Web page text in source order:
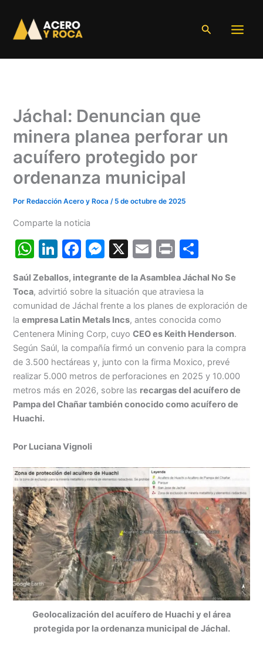
contenido
Buscar
Jáchal: Denuncian que
minera planea perforar un
acuífero protegido por
ordenanza municipal
Por Redacción Acero y Roca/ 5 de octubre de 2025
Comparte la noticia
W
at
s
A
p
p
Li
k
e
dI
n
F
c
e
b
o
o
k
M
s
s
e
n
g
er
X
E
ai
l
Pr
in
t
m
p
ar
tir
Saúl Zeballos, integrante de la Asamblea Jáchal No Se
Toca, advirtió sobre la situación que atraviesa la
comunidad de Jáchal frente a los planes de exploración de
laempresa Latin Metals Incs, antes conocida como
Centenera Mining Corp, cuyoCEO es Keith Henderson.
Según Saúl, la compañía firmó un convenio para la compra
de 3.500 hectáreas y, junto con la firma Moxico, prevé
realizar 5.000 metros de perforaciones en 2025 y 10.000
metros más en 2026, sobre las recargas del acuífero de
Pampa del Chañar también conocido como acuífero de
Huachi.
Por Luciana Vignoli
Geolocalización del acuífero de Huachi y el área
protegida por la ordenanza municipal de Jáchal.